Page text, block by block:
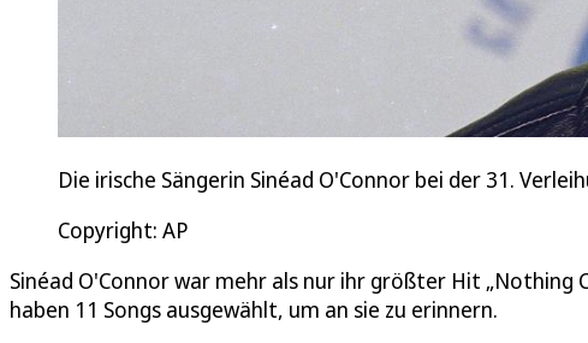
Die irische Sängerin Sinéad O'Connor bei der 31.
Copyright: AP
Sinéad O'Connor war mehr als nur ihr größter Hit
haben 11 Songs ausgewählt, um an sie zu erinnern.